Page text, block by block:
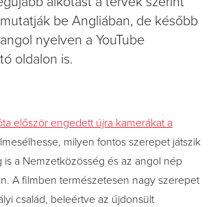
be Angliában, de később
nyelven a YouTube
oldalon is.
először engedett újra kamerákat a
milyen fontos szerepet játszik
is a Nemzetközösség és az angol nép
A filmben természetesen nagy szerepet
család, beleértve az újdonsült